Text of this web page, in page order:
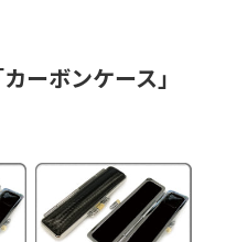
ーボンケース」